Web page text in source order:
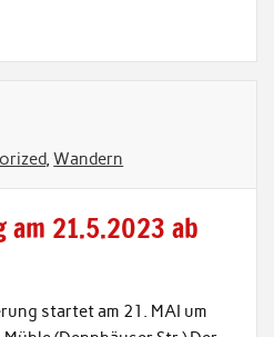
,Wandern
am 21.5.2023 ab
startet am 21. MAI um